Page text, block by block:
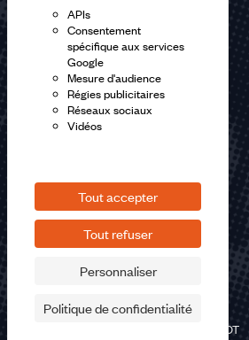
APIs
Consentement
spécifique aux services
Google
Mesure d'audience
Régies publicitaires
Réseaux sociaux
Vidéos
Tout accepter
Tout refuser
Personnaliser
Politique de confidentialité
©2026 CFDT